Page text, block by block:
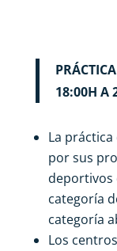
18:00H A
La
por sus
deportivos
categoría
categoría
Los